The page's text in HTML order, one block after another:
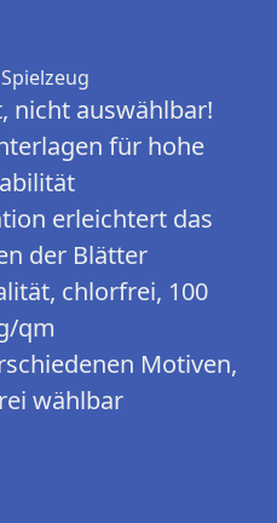
Spielzeug
nicht auswählbar!
für hohe
erleichtert das
der Blätter
chlorfrei, 100
qm
Motiven,
wählbar